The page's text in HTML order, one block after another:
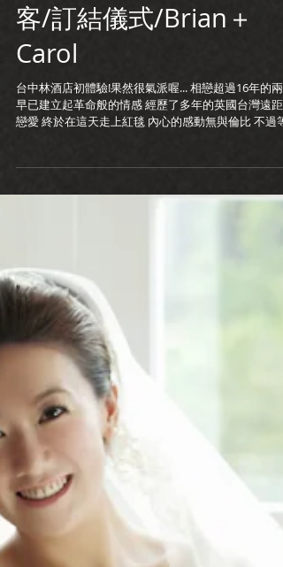
客/訂結儀式/Brian＋
Carol
台中林酒店初體驗!果然很氣派喔... 相戀超過16年的兩
早已建立起革命般的情感 經歷了多年的英國台灣遠距
戀愛 終於在這天走上紅毯 內心的感動無與倫比 不過等